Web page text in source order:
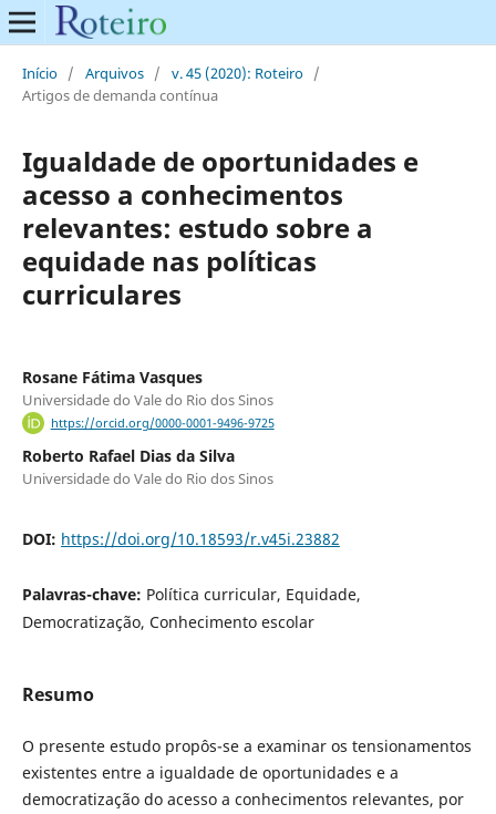
Início / Arquivos / v. 45 (2020): Roteiro /
Artigos de demanda contínua
Igualdade de oportunidades e
acesso a conhecimentos
relevantes: estudo sobre a
equidade nas políticas
curriculares
Rosane Fátima Vasques
Universidade do Vale do Rio dos Sinos
https://orcid.org/0000-0001-9496-9725
Roberto Rafael Dias da Silva
Universidade do Vale do Rio dos Sinos
DOI: https://doi.org/10.18593/r.v45i.23882
Palavras-chave: Política curricular, Equidade,
Democratização, Conhecimento escolar
Resumo
O presente estudo propôs-se a examinar os tensionamentos
existentes entre a igualdade de oportunidades e a
democratização do acesso a conhecimentos relevantes, por